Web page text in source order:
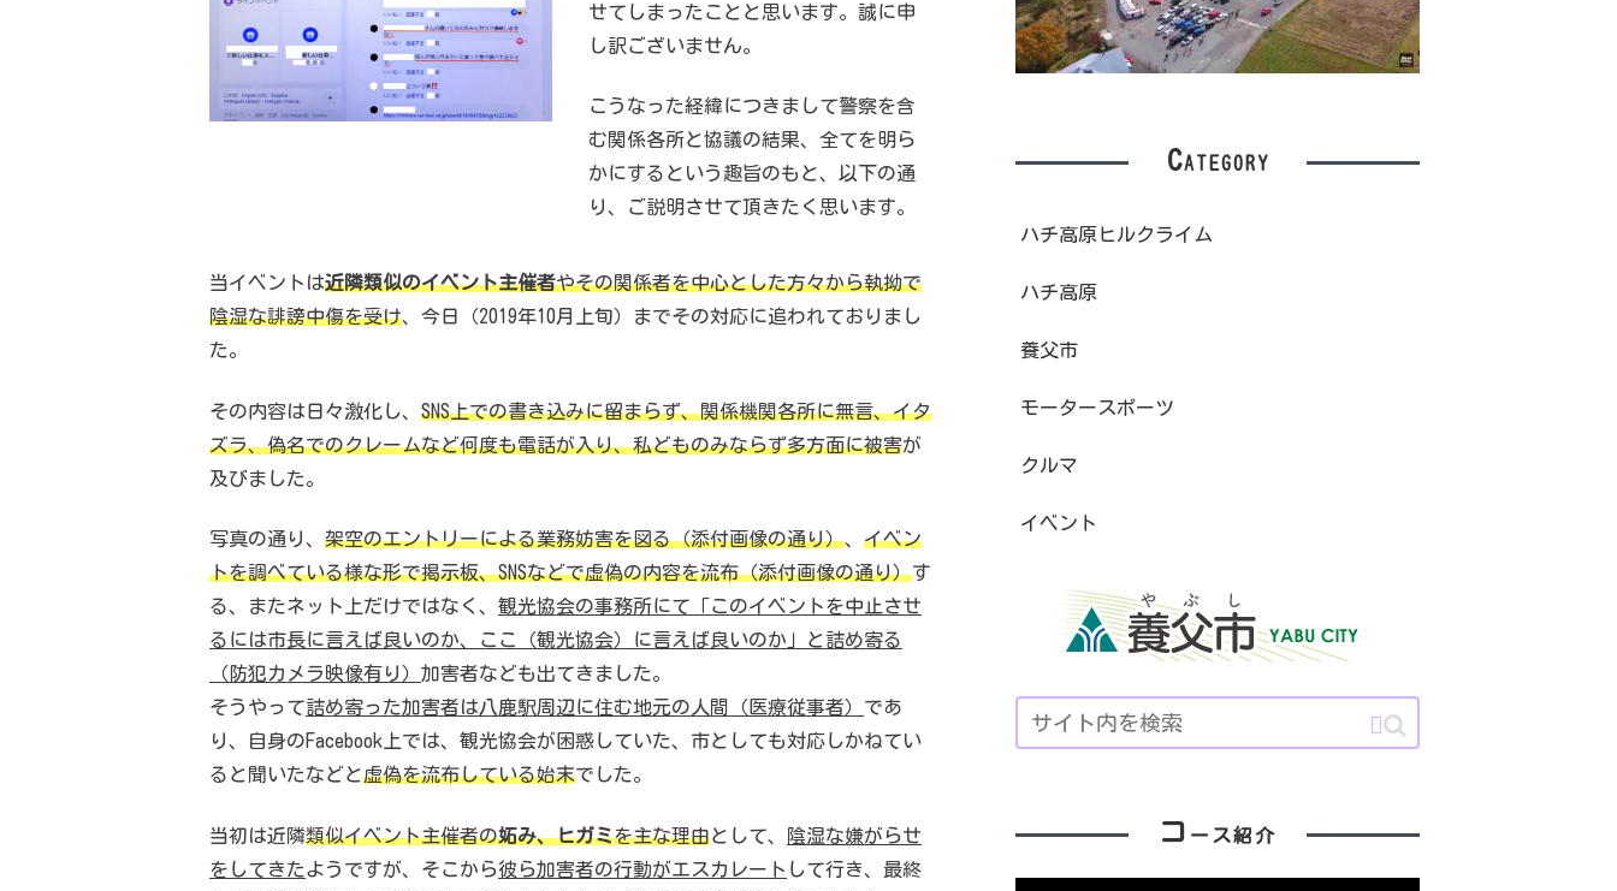
せてしまったことと思います。誠に申
し訳ございません。
こうなった経緯につきまして警察を含
む関係各所と協議の結果、全てを明ら
かにするという趣旨のもと、以下の通
り、ご説明させて頂きたく思います。
当イベントは近隣類似のイベント主催者やその関係者を中心とした方々から執拗で
陰湿な誹謗中傷を受け、今日（2019年10月上旬）までその対応に追われておりまし
た。
その内容は日々激化し、 SNS上での書き込みに留まらず、関係機関各所に無言、イタ
ズラ、偽名でのクレームなど何度も電話が入り、私どものみならず多方面に被害が
及びました。
写真の通り、 架空のエントリーによる業務妨害を図る（添付画像の通り）、 イベン
トを調べている様な形で掲示板、SNSなどで虚偽の内容を流布（添付画像の通り）す
る、またネット上だけではなく、 観光協会の事務所にて「このイベントを中止させ
るには市長に言えば良いのか、ここ（観光協会）に言えば良いのか」と詰め寄る
（防犯カメラ映像有り） 加害者なども出てきました。
そうやって詰め寄った加害者は八鹿駅周辺に住む地元の人間（医療従事者） であ
り、自身のFacebook上では、観光協会が困惑していた、市としても対応しかねてい
ると聞いたなどと虚偽を流布している始末でした。
当初は近隣類似イベント主催者の妬み、ヒガミを主な理由として、 陰湿な嫌がらせ
をしてきたようですが、そこから彼ら加害者の行動がエスカレート して行き、最終
CATEGORY
ハチ高原ヒルクライム
ハチ高原
養父市
モータースポーツ
クルマ
イベント
コ ース紹介